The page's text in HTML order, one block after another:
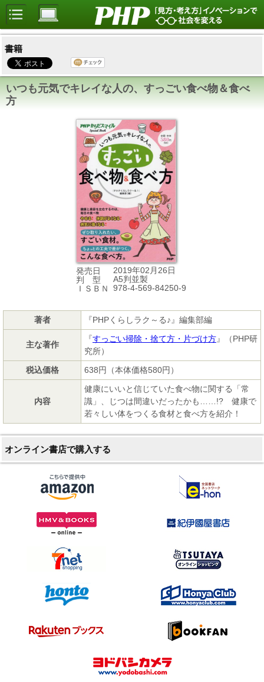
書籍
いつも元気でキレイな人の、すっごい食べ物＆食べ
方
発売日
2019年02月26日
判 型
A5判並製
ＩＳＢＮ
978-4-569-84250-9
著者 『PHPくらしラク～る♪』編集部編
主な著作
『すっごい掃除・捨て方・片づけ方』（PHP研
究所）
税込価格
638円（本体価格580円）
内容
健康にいいと信じていた食べ物に関する「常
識」、じつは間違いだったかも……!? 健康で
若々しい体をつくる食材と食べ方を紹介！
オンライン書店で購入する